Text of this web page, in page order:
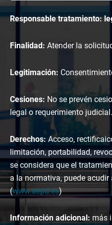
Responsable tratamiento:
Finalidad: Atender la
Legitimación:
Cesiones: No se prevén
legal o requerimiento judicial.
Derechos: Acceso,
limitación, portabilidad,
se considera que el
a la normativa, puede
(www.aepd.es)
Información adicional: más